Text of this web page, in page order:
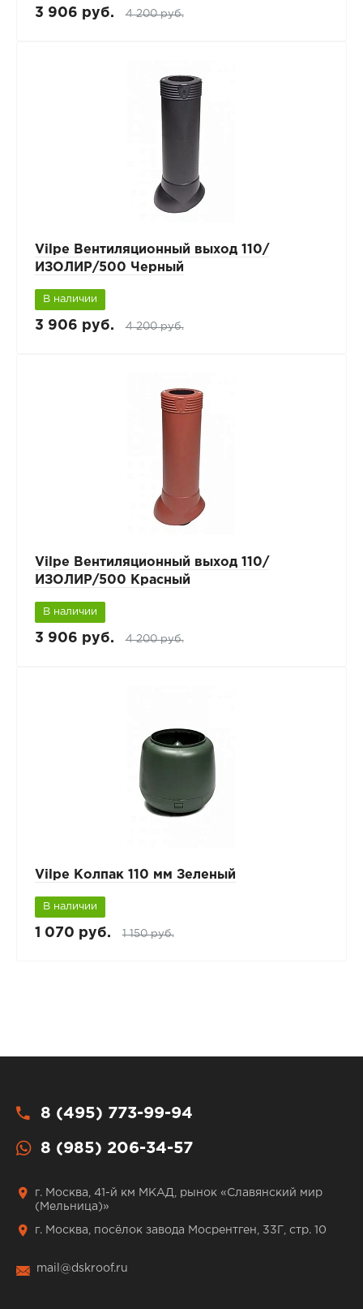
3 906 руб. 4 200 руб.
Vilpe Вентиляционный выход 110/
ИЗОЛИР/500 Черный
В наличии
3 906 руб. 4 200 руб.
Vilpe Вентиляционный выход 110/
ИЗОЛИР/500 Красный
В наличии
3 906 руб. 4 200 руб.
Vilpe Колпак 110 мм Зеленый
В наличии
1 070 руб. 1 150 руб.
8 (495) 773-99-94
8 (985) 206-34-57
г. Москва, 41-й км МКАД, рынок «Славянский мир
(Мельница)»
г. Москва, посёлок завода Мосрентген, 33Г, стр. 10
mail@dskroof.ru